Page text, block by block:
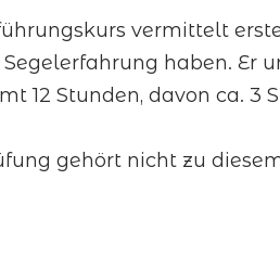
vermittelt
haben. Er
12 Stunden, davon ca. 3
gehört nicht zu